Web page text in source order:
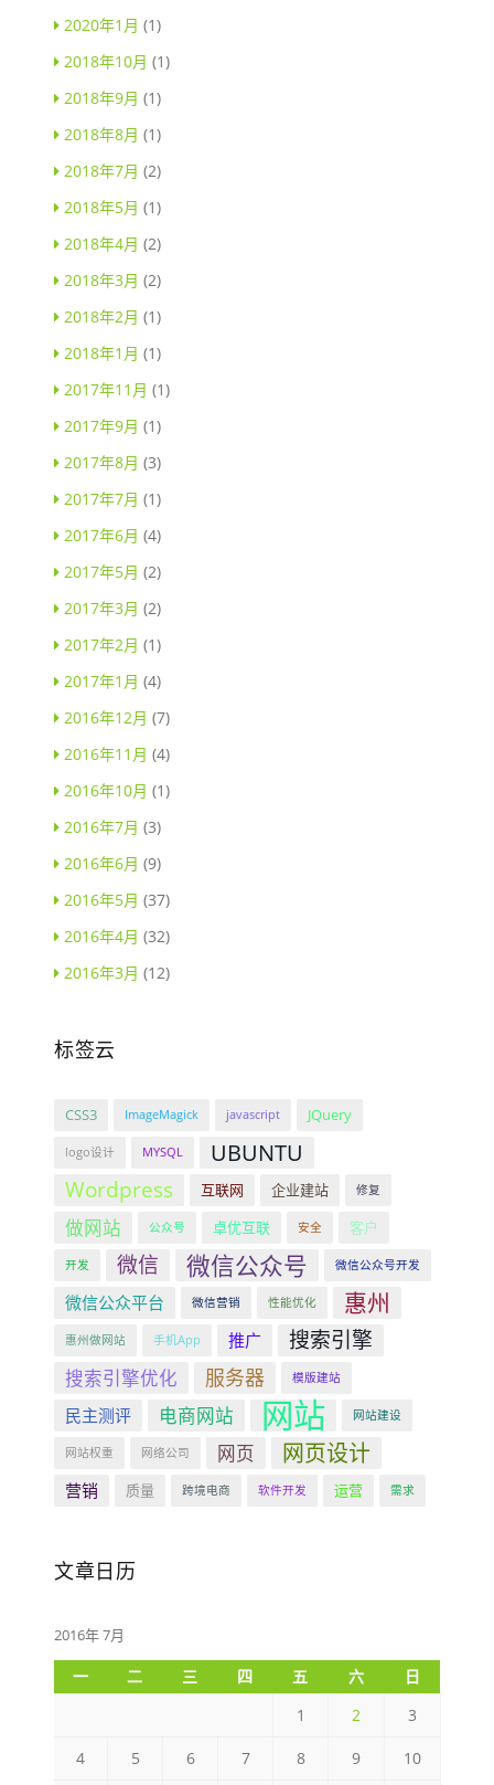
2020年1月 (1)
2018年10月 (1)
2018年9月 (1)
2018年8月 (1)
2018年7月 (2)
2018年5月 (1)
2018年4月 (2)
2018年3月 (2)
2018年2月 (1)
2018年1月 (1)
2017年11月 (1)
2017年9月 (1)
2017年8月 (3)
2017年7月 (1)
2017年6月 (4)
2017年5月 (2)
2017年3月 (2)
2017年2月 (1)
2017年1月 (4)
2016年12月 (7)
2016年11月 (4)
2016年10月 (1)
2016年7月 (3)
2016年6月 (9)
2016年5月 (37)
2016年4月 (32)
2016年3月 (12)
标签云
CSS3 ImageMagick javascript JQuery
logo设计 MYSQL UBUNTU
Wordpress 互联网 企业建站 修复
做网站 公众号 卓优互联 安全 客户
开发 微信 微信公众号 微信公众号开发
微信公众平台 微信营销 性能优化 惠州
惠州做网站 手机App 推广 搜索引擎
搜索引擎优化 服务器 模版建站
民主测评 电商网站 网站 网站建设
网站权重 网络公司 网页 网页设计
营销 质量 跨境电商 软件开发 运营 需求
文章日历
2016年 7月
一 二 三 四 五 六
日
1
2 3
4 5 6 7 8 9 10